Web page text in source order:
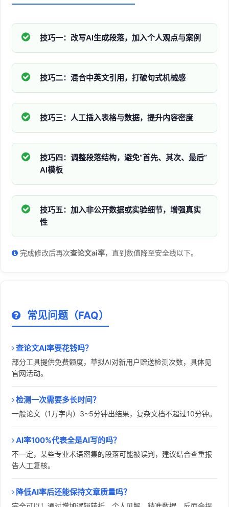
技巧一：改写AI生成段落，加入个人观点与案例
技巧二：混合中英文引用，打破句式机械感
技巧三：人工插入表格与数据，提升内容密度
技巧四：调整段落结构，避免“首先、其次、最后”
AI模板
技巧五：加入非公开数据或实验细节，增强真实
性
完成修改后再次查论文ai率，直到数值降至安全线以下。
常见问题（FAQ）
查论文AI率要花钱吗？
部分工具提供免费额度，草拟AI对新用户赠送检测次数，具体见
官网活动。
检测一次需要多长时间？
一般论文（1万字内）3~5分钟出结果，复杂文档不超过10分钟。
AI率100%代表全是AI写的吗？
不一定，某些专业术语密集的段落可能被误判，建议结合查重报
告人工复核。
降低AI率后还能保持文章质量吗？